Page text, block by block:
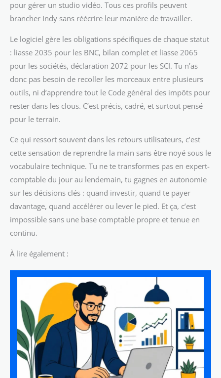
pour gérer un studio vidéo. Tous ces profils peuvent
brancher Indy sans réécrire leur manière de travailler.
Le logiciel gère les obligations spécifiques de chaque statut
: liasse 2035 pour les BNC, bilan complet et liasse 2065
pour les sociétés, déclaration 2072 pour les SCI. Tu n’as
donc pas besoin de recoller les morceaux entre plusieurs
outils, ni d’apprendre tout le Code général des impôts pour
rester dans les clous. C’est précis, cadré, et surtout pensé
pour le terrain.
Ce qui ressort souvent dans les retours utilisateurs, c’est
cette sensation de reprendre la main sans être noyé sous le
vocabulaire technique. Tu ne te transformes pas en expert-
comptable du jour au lendemain, tu gagnes en autonomie
sur les décisions clés : quand investir, quand te payer
davantage, quand accélérer ou lever le pied. Et ça, c’est
impossible sans une base comptable propre et tenue en
continu.
À lire également :